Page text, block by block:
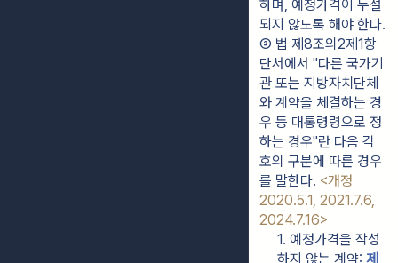
하며, 예정가격이 누설
되지 않도록 해야 한다.
② 법 제8조의2제1항
단서에서 "다른 국가기
관 또는 지방자치단체
와 계약을 체결하는 경
우 등 대통령령으로 정
하는 경우"란 다음 각
호의 구분에 따른 경우
를 말한다. <개정
2020.5.1, 2021.7.6,
2024.7.16>
1. 예정가격을 작성
하지 않는 계약: 제